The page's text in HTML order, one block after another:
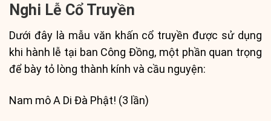
Nghi Lễ Cổ Truyền
Dưới đây là mẫu văn khấn cổ truyền được sử dụng
khi hành lễ tại ban Công Đồng, một phần quan trọng
để bày tỏ lòng thành kính và cầu nguyện:
Nam mô A Di Đà Phật! (3 lần)